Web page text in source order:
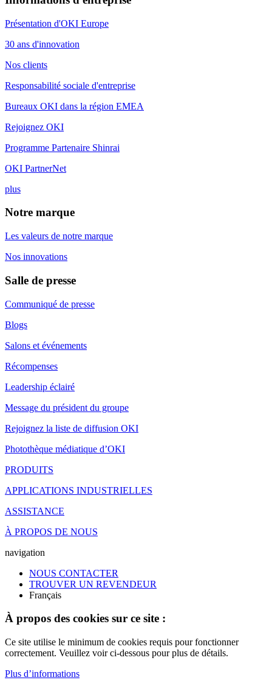
Présentation d'OKI Europe
30 ans d'innovation
Nos clients
Responsabilité sociale d'entreprise
Bureaux OKI dans la région EMEA
Rejoignez OKI
Programme Partenaire Shinrai
OKI PartnerNet
plus
Notre marque
Les valeurs de notre marque
Nos innovations
Salle de presse
Communiqué de presse
Blogs
Salons et événements
Récompenses
Leadership éclairé
Message du président du groupe
Rejoignez la liste de diffusion OKI
Photothèque médiatique d’OKI
PRODUITS
APPLICATIONS INDUSTRIELLES
ASSISTANCE
À PROPOS DE NOUS
navigation
NOUS CONTACTER
TROUVER UN REVENDEUR
Français
À propos des cookies sur ce site :
Ce site utilise le minimum de cookies requis pour fonctionner
correctement. Veuillez voir ci-dessous pour plus de détails.
Plus d’informations